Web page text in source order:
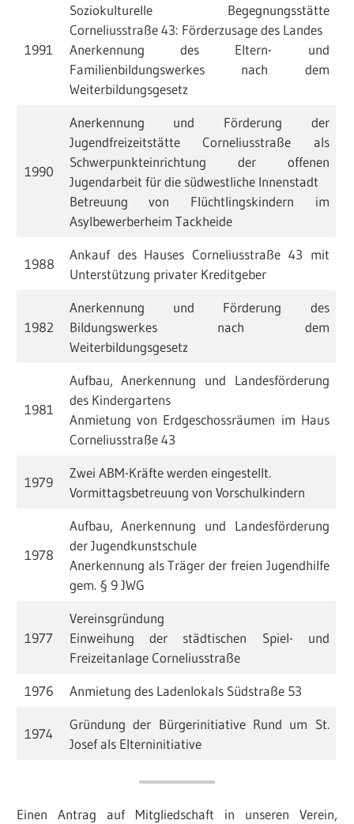
1991
Soziokulturelle Begegnungsstätte
Corneliusstraße 43: Förderzusage des Landes
Anerkennung des Eltern- und
Familienbildungswerkes nach dem
Weiterbildungsgesetz
1990
Anerkennung und Förderung der
Jugendfreizeitstätte Corneliusstraße als
Schwerpunkteinrichtung der offenen
Jugendarbeit für die südwestliche Innenstadt
Betreuung von Flüchtlingskindern im
Asylbewerberheim Tackheide
1988
Ankauf des Hauses Corneliusstraße 43 mit
Unterstützung privater Kreditgeber
1982
Anerkennung und Förderung des
Bildungswerkes nach dem
Weiterbildungsgesetz
1981
Aufbau, Anerkennung und Landesförderung
des Kindergartens
Anmietung von Erdgeschossräumen im Haus
Corneliusstraße 43
1979
Zwei ABM-Kräfte werden eingestellt.
Vormittagsbetreuung von Vorschulkindern
1978
Aufbau, Anerkennung und Landesförderung
der Jugendkunstschule
Anerkennung als Träger der freien Jugendhilfe
gem. § 9 JWG
1977
Vereinsgründung
Einweihung der städtischen Spiel- und
Freizeitanlage Corneliusstraße
1976
Anmietung des Ladenlokals Südstraße 53
1974
Gründung der Bürgerinitiative Rund um St.
Josef als Elterninitiative
Einen Antrag auf Mitgliedschaft in unseren Verein,